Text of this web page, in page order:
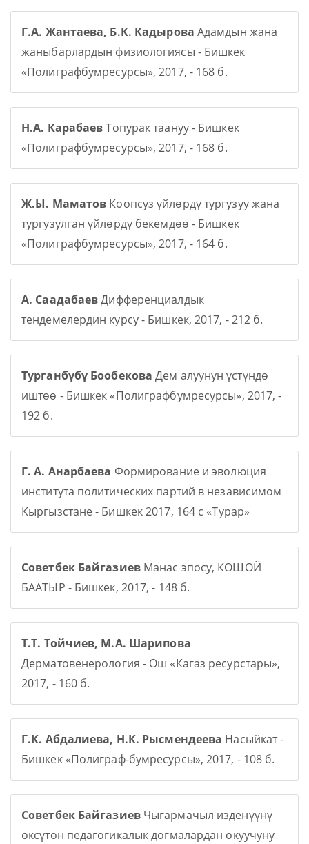
Г.А. Жантаева, Б.К. Кадырова Адамдын жана
жаныбарлардын физиологиясы - Бишкек
«Полиграфбумресурсы», 2017, - 168 б.
Н.А. КарабаевТопурак таануу - Бишкек
«Полиграфбумресурсы», 2017, - 168 б.
Ж.Ы. Маматов Коопсуз үйлөрдү тургузуу жана
тургузулган үйлөрдү бекемдөө - Бишкек
«Полиграфбумресурсы», 2017, - 164 б.
А. СаадабаевДифференциалдык
тендемелердин курсу - Бишкек, 2017, - 212 б.
Турганбүбү Бообекова Дем алуунун үстүндө
иштөө - Бишкек «Полиграфбумресурсы», 2017, -
192 б.
Г. А. Анарбаева Формирование и эволюция
института политических партий в независимом
Кыргызстане - Бишкек 2017, 164 с «Турар»
Советбек БайгазиевМанас эпосу, КОШОЙ
БААТЫР - Бишкек, 2017, - 148 б.
Т.Т. Тойчиев, М.А. Шарипова
Дерматовенерология - Ош «Кагаз ресурстары»,
2017, - 160 б.
Г.К. Абдалиева, Н.К. Рысмендеева Насыйкат -
Бишкек «Полиграф-бумресурсы», 2017, - 108 б.
Советбек БайгазиевЧыгармачыл изденүүнү
өксүтөн педагогикалык догмалардан окуучуну